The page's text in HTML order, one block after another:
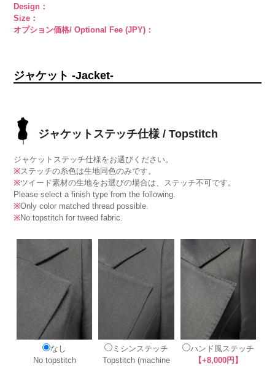
Design：
Size：
オプション価格/ Optional Fee (JPY)：
ジャケット -Jacket-
ジャケットステッチ仕様 / Topstitch
ジャケットステッチ仕様をお選びください。
※ステッチの糸色は生地同色のみです。
※ツイード素材の生地をお選びの場合は、ステッチ不可です。
Please select a finish type from the following.
※Only color matched thread possible.
※No topstitch for tweed fabric.
なし
No topstitch
ミシンステッチ
Topstitch (machine
ハンド風ステッチ
【+8,000円】